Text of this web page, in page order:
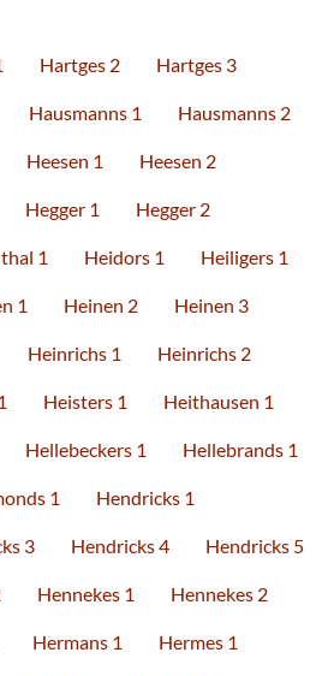
Hartges 2 Hartges 3
Hausmanns 1 Hausmanns 2
Heesen 1 Heesen 2
Hegger 1 Hegger 2
1 Heidors 1 Heiligers 1
1 Heinen 2 Heinen 3
Heinrichs 1 Heinrichs 2
Heisters 1 Heithausen 1
Hellebeckers 1 Hellebrands 1
1 Hendricks 1
3 Hendricks 4 Hendricks 5
Hennekes 1 Hennekes 2
Hermans 1 Hermes 1